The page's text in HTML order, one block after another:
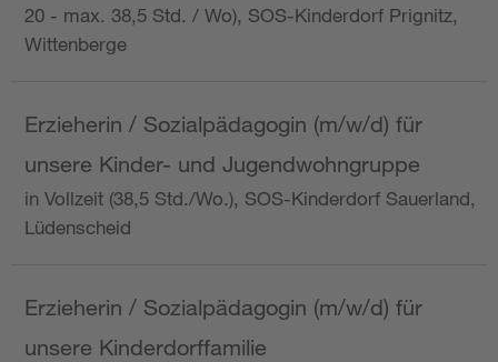
20 - max. 38,5 Std. / Wo), SOS-Kinderdorf Prignitz,
Wittenberge
Erzieherin / Sozialpädagogin (m/w/d) für
unsere Kinder- und Jugendwohngruppe
in Vollzeit (38,5 Std./Wo.), SOS-Kinderdorf Sauerland,
Lüdenscheid
Erzieherin / Sozialpädagogin (m/w/d) für
unsere Kinderdorffamilie